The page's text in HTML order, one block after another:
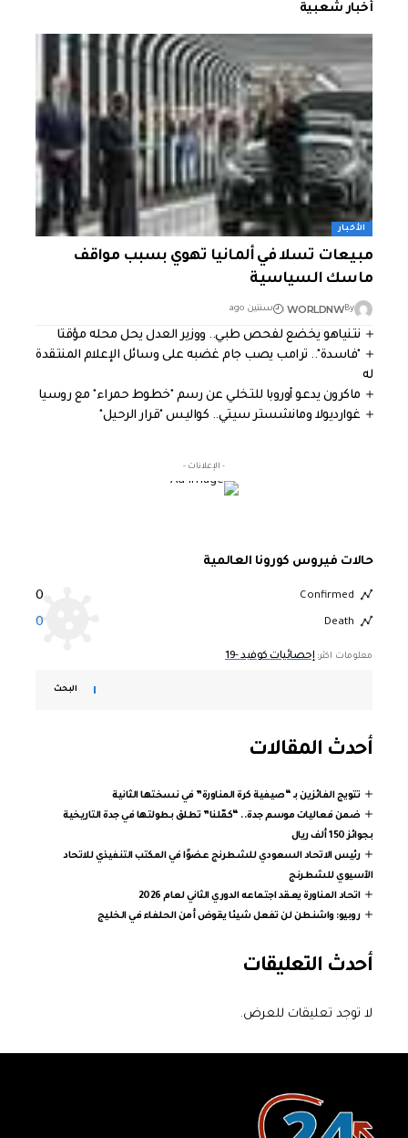
أخبار شعبية
الأخبار
مبيعات تسلا في ألمانيا تهوي بسبب مواقف
ماسك السياسية
By
WORLDNW سنتين ago
نتنياهو يخضع لفحص طبي.. ووزير العدل يحل محله مؤقتا
"فاسدة".. ترامب يصب جام غضبه على وسائل الإعلام المنتقدة
له
ماكرون يدعو أوروبا للتخلي عن رسم "خطوط حمراء" مع روسيا
غوارديولا ومانشستر سيتي.. كواليس "قرار الرحيل"
- الإعلانات -
حالات فيروس كورونا العالمية
Confirmed
0
Death
0
معلومات اكثر: إحصائيات كوفيد -19
البحث
أحدث المقالات
تتويج الفائزين بـ “صيفية كرة المناورة” في نسختها الثانية
ضمن فعاليات موسم جدة.. “كمّلنا” تطلق بطولتها في جدة التاريخية
بجوائز 150 ألف ريال
رئيس الاتحاد السعودي للشطرنج عضوًا في المكتب التنفيذي للاتحاد
الآسيوي للشطرنج
اتحاد المناورة يعقد اجتماعه الدوري الثاني لعام 2026
روبيو: واشنطن لن تفعل شيئا يقوض أمن الحلفاء في الخليج
أحدث التعليقات
لا توجد تعليقات للعرض.